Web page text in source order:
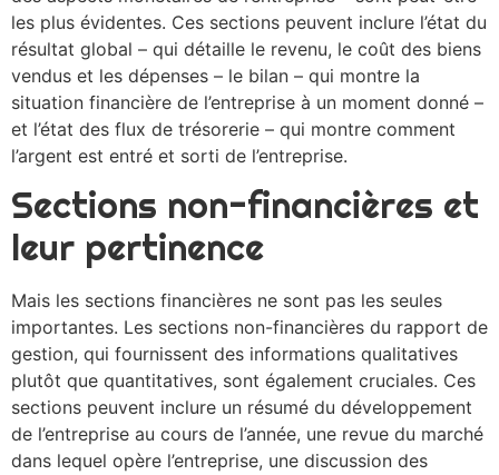
les plus évidentes. Ces sections peuvent inclure l’état du
résultat global – qui détaille le revenu, le coût des biens
vendus et les dépenses – le bilan – qui montre la
situation financière de l’entreprise à un moment donné –
et l’état des flux de trésorerie – qui montre comment
l’argent est entré et sorti de l’entreprise.
Sections non-financières et
leur pertinence
Mais les sections financières ne sont pas les seules
importantes. Les sections non-financières du rapport de
gestion, qui fournissent des informations qualitatives
plutôt que quantitatives, sont également cruciales. Ces
sections peuvent inclure un résumé du développement
de l’entreprise au cours de l’année, une revue du marché
dans lequel opère l’entreprise, une discussion des